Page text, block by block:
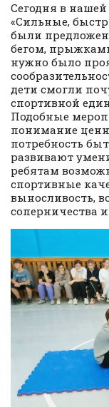
Сегодня в
«Сильные,
были
бегом,
нужно было
дети смогли
спортивной
Подобные
понимание
потребность
развивают
ребятам
спортивные
выносливость,
соперничества